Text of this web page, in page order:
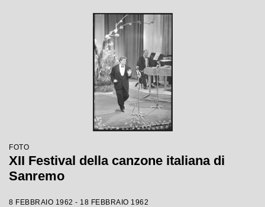
FOTO
XII Festival della canzone italiana di
Sanremo
8 FEBBRAIO 1962 - 18 FEBBRAIO 1962